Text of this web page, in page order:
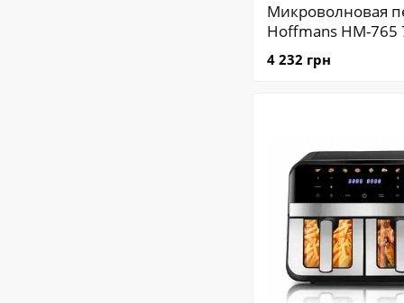
Микроволновая
Hoffmans HM-765
20 литров —
разогрев и
4 232 грн